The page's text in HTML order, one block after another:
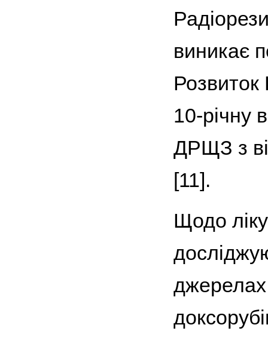
виникає
Розвиток
10-річну
ДРЩЗ з
[11].
Щодо
джерелах